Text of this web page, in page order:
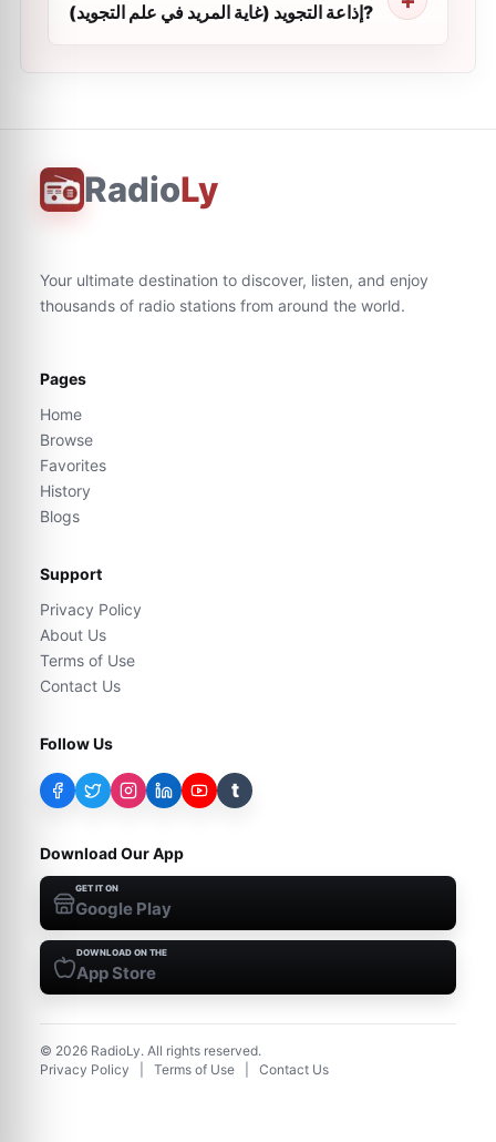
إذاعة التجويد (غاية المريد في علم التجويد)?
RadioLy
Your ultimate destination to discover, listen, and enjoy
thousands of radio stations from around the world.
Pages
Home
Browse
Favorites
History
Blogs
Support
Privacy Policy
About Us
Terms of Use
Contact Us
Follow Us
t
Download Our App
GET IT ON
Google Play
DOWNLOAD ON THE
App Store
© 2026 RadioLy. All rights reserved.
Privacy Policy
Terms of Use Contact Us